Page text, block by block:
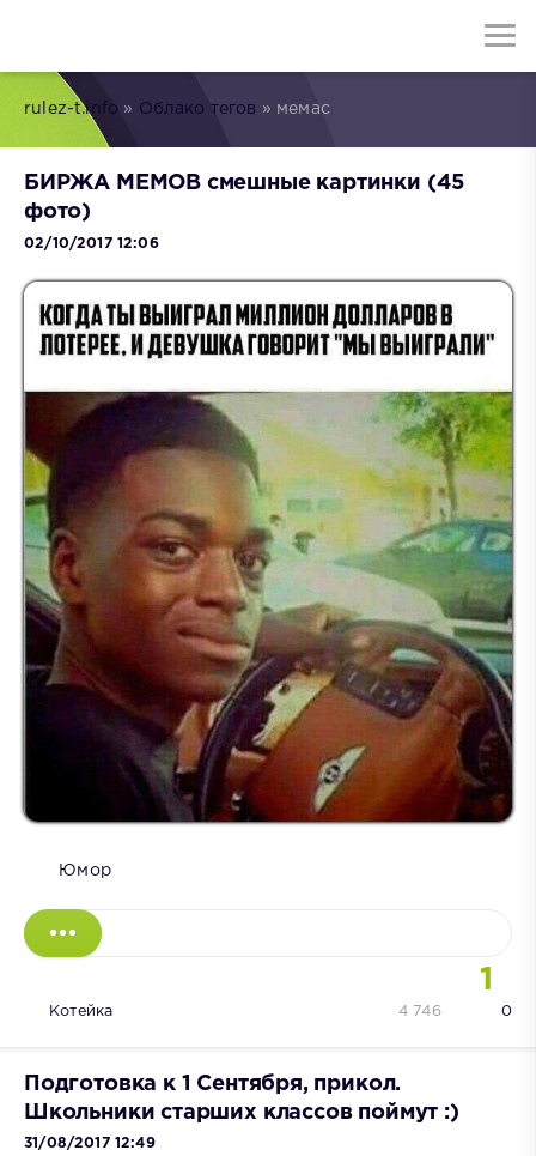
rulez-t.info » Облако тегов » мемас
БИРЖА МЕМОВ смешные картинки (45
фото)
02/10/2017 12:06
Юмор
1
Котейка 0
4 746
Подготовка к 1 Сентября, прикол.
Школьники старших классов поймут :)
31/08/2017 12:49